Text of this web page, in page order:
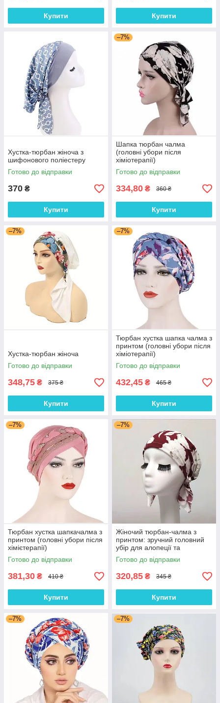
Купити Купити
Хустка-тюрбан жіноча з
шифонового поліестеру
Готово до відправки
370 ₴
Купити
–7%
Шапка тюрбан чалма
(головні убори після
хіміотерапії)
Готово до відправки
334,80 ₴ 360 ₴
Купити
–7%
Хустка-тюрбан жіноча
Готово до відправки
348,75 ₴ 375 ₴
Купити
–7%
Тюрбан хустка шапка чалма з
принтом (головні убори після
хіміотерапії)
Готово до відправки
432,45 ₴ 465 ₴
Купити
–7%
Тюрбан хустка шапкачалма з
принтом (головні убори після
хімієтерапії)
Готово до відправки
381,30 ₴ 410 ₴
Купити
–7%
Жіночий тюрбан-чалма з
принтом: зручний головний
убір для алопеції та
відновлення після
хімієтерапії
Готово до відправки
320,85 ₴ 345 ₴
Купити
–7% –7%